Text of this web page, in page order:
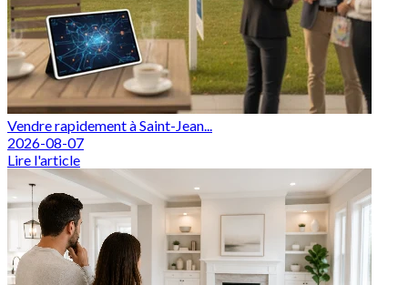
Vendre rapidement à Saint-Jean...
2026-08-07
Lire l'article